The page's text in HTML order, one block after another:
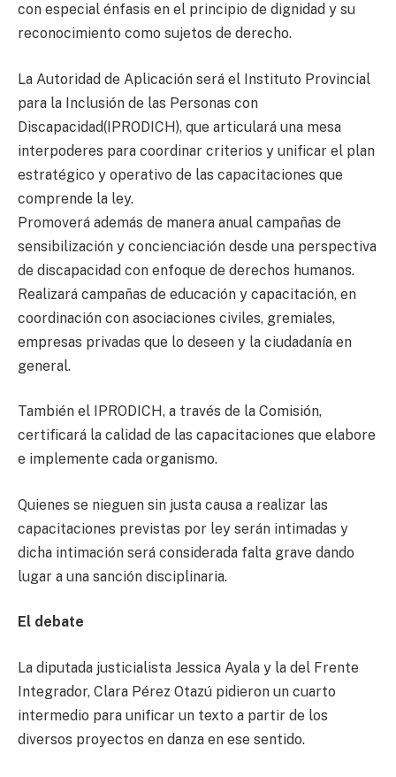
con especial énfasis en el principio de dignidad y su
reconocimiento como sujetos de derecho.
La Autoridad de Aplicación será el Instituto Provincial
para la Inclusión de las Personas con
Discapacidad(IPRODICH), que articulará una mesa
interpoderes para coordinar criterios y unificar el plan
estratégico y operativo de las capacitaciones que
comprende la ley.
Promoverá además de manera anual campañas de
sensibilización y concienciación desde una perspectiva
de discapacidad con enfoque de derechos humanos.
Realizará campañas de educación y capacitación, en
coordinación con asociaciones civiles, gremiales,
empresas privadas que lo deseen y la ciudadanía en
general.
También el IPRODICH, a través de la Comisión,
certificará la calidad de las capacitaciones que elabore
e implemente cada organismo.
Quienes se nieguen sin justa causa a realizar las
capacitaciones previstas por ley serán intimadas y
dicha intimación será considerada falta grave dando
lugar a una sanción disciplinaria.
El debate
La diputada justicialista Jessica Ayala y la del Frente
Integrador, Clara Pérez Otazú pidieron un cuarto
intermedio para unificar un texto a partir de los
diversos proyectos en danza en ese sentido.